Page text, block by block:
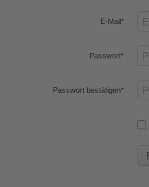
E-Mail*
Passwort*
Passwort bestätigen*